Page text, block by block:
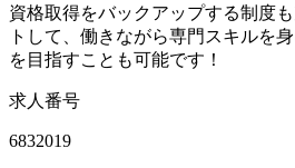
資格取得をバックアップする制度
トして、働きながら専門スキルを
を目指すことも可能です！
求人番号
6832019